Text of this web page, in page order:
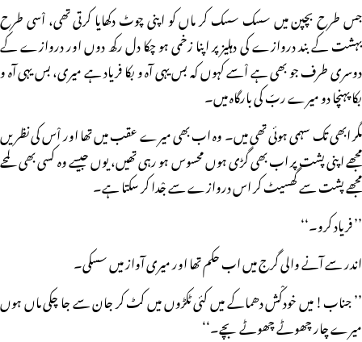
جس طرح بچپن میں سسک سسک کر ماں کو اپنی چوٹ دکھایا کرتی تھی، اْسی طرح
بہشت کے بند دروازے کی دہلیز پر اپنا زخمی ہو چکا دل رکھ دوں اور دروازے کے
دوسری طرف جو بھی ہے اْسے کہوں کہ بس یہی آہ و بکا فریاد ہے میری، بس یہی آہ و
بکا پہنچا دو میرے ربّ کی بارگاہ میں۔
مگر ابھی تک سہمی ہوئی تھی میں۔ وہ اب بھی میرے عقب میں تھا اور اْس کی نظریں
مجھے اپنی پشت پر اب بھی گڑی ہوں محسوس ہو رہی تھیں، یوں جیسے وہ کسی بھی لمحے
مجھے پشت سے گھسیٹ کر اس دروازے سے جْدا کر سکتا ہے۔
’’ فریاد کرو۔‘‘
اندر سے آنے والی گرج میں اب حکم تھا اور میری آواز میں سسکی۔
’’ جناب! میں خودکْش دھماکے میں کئی ٹکڑوں میں کٹ کر جان سے جا چکی ماں ہوں
میرے چار چھوٹے چھوٹے بچے۔‘‘